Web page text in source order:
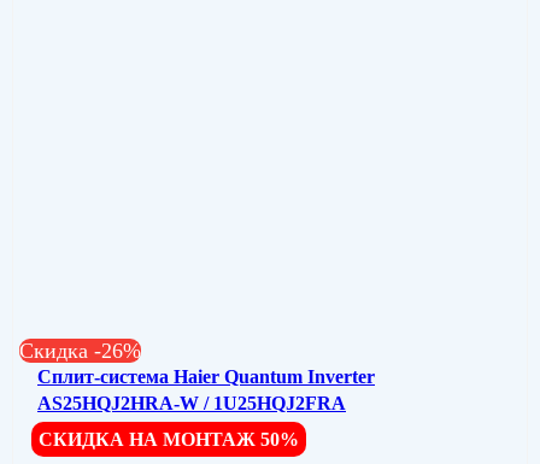
Скидка -26%
Сплит-система Haier Quantum Inverter
AS25HQJ2HRA-W / 1U25HQJ2FRA
СКИДКА НА МОНТАЖ 50%